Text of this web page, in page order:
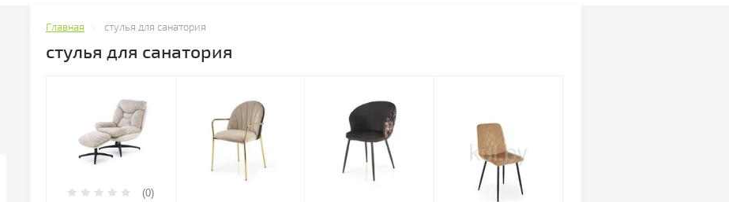
Главная стулья для санатория
стулья для санатория
(0)